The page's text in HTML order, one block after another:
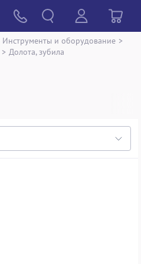
Инструменты и оборудование >
> Долота, зубила